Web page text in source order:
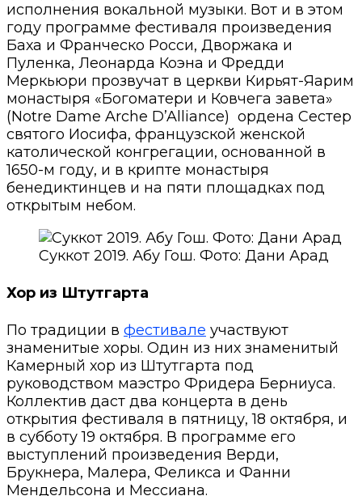
исполнения вокальной музыки. Вот и в этом
году программе фестиваля произведения
Баха и Франческо Росси, Дворжака и
Пуленка, Леонарда Коэна и Фредди
Меркьюри прозвучат в церкви Кирьят-Яарим
монастыря «Богоматери и Ковчега завета»
(Notre Dame Arche D’Alliance) ордена Сестер
святого Иосифа, французской женской
католической конгрегации, основанной в
1650-м году, и в крипте монастыря
бенедиктинцев и на пяти площадках под
открытым небом.
Суккот 2019. Абу Гош. Фото: Дани Арад
Хор из Штутгарта
По традиции в фестивале участвуют
знаменитые хоры. Один из них знаменитый
Камерный хор из Штутгарта под
руководством маэстро Фридера Берниуса.
Коллектив даст два концерта в день
открытия фестиваля в пятницу, 18 октября, и
в субботу 19 октября. В программе его
выступлений произведения Верди,
Брукнера, Малера, Феликса и Фанни
Мендельсона и Мессиана.